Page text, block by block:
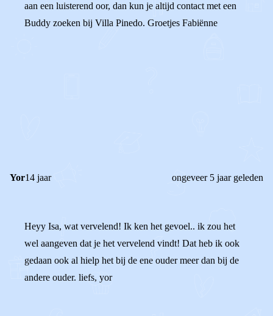
aan een luisterend oor, dan kun je altijd contact met een
Buddy zoeken bij Villa Pinedo. Groetjes Fabiënne
Yor14 jaar ongeveer 5 jaar geleden
Heyy Isa, wat vervelend! Ik ken het gevoel.. ik zou het
wel aangeven dat je het vervelend vindt! Dat heb ik ook
gedaan ook al hielp het bij de ene ouder meer dan bij de
andere ouder. liefs, yor